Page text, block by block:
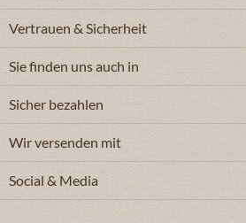
Vertrauen & Sicherheit
Sie finden uns auch in
Sicher bezahlen
Wir versenden mit
Social & Media